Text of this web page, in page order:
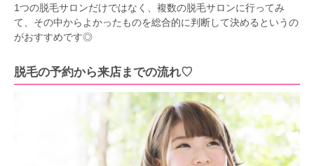
1つの脱毛サロンだけではなく、複数の脱毛サロンに行ってみ
て、その中からよかったものを総合的に判断して決めるというの
がおすすめです◎
脱毛の予約から来店までの流れ♡